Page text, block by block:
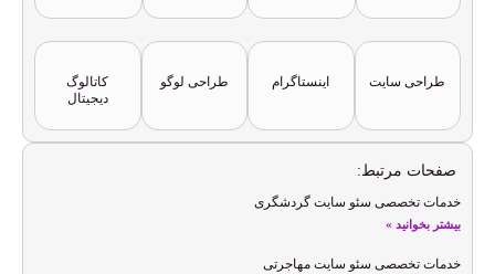
طراحی سایت اینستاگرام طراحی لوگو
کاتالوگ
دیجیتال
صفحات مرتبط:
خدمات تخصصی سئو سایت گردشگری
بیشتر بخوانید »
خدمات تخصصی سئو سایت مهاجرتی